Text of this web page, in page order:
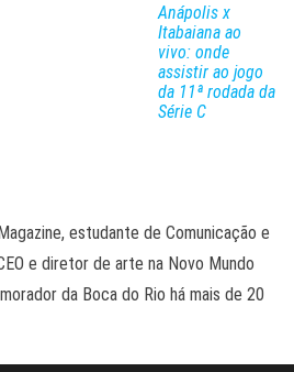
Anápolis x
Itabaiana ao
vivo: onde
assistir ao jogo
da 11ª rodada da
Série C
estudante de Comunicação e
e diretor de arte na Novo Mundo
da Boca do Rio há mais de 20